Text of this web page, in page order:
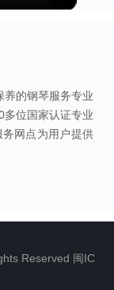
养的钢琴服务专业
多位国家认证专业
网点为用户提供
Reserved 闽IC